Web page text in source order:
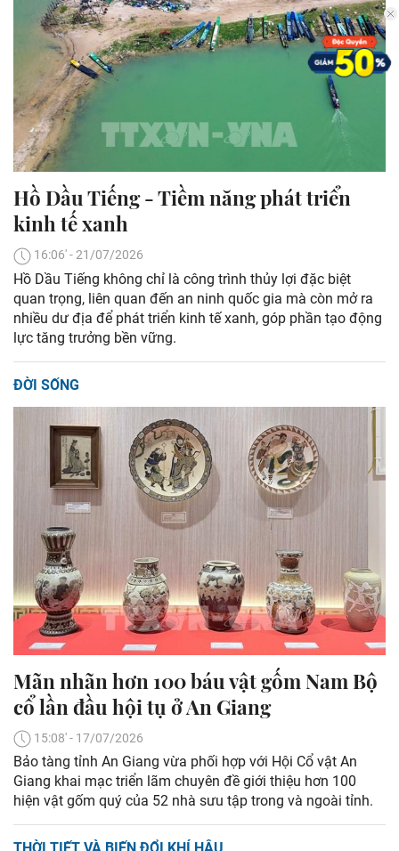
Hồ Dầu Tiếng - Tiềm năng phát triển
kinh tế xanh
16:06' - 21/07/2026
Hồ Dầu Tiếng không chỉ là công trình thủy lợi đặc biệt
quan trọng, liên quan đến an ninh quốc gia mà còn mở ra
nhiều dư địa để phát triển kinh tế xanh, góp phần tạo động
lực tăng trưởng bền vững.
ĐỜI SỐNG
Mãn nhãn hơn 100 báu vật gốm Nam Bộ
cổ lần đầu hội tụ ở An Giang
15:08' - 17/07/2026
Bảo tàng tỉnh An Giang vừa phối hợp với Hội Cổ vật An
Giang khai mạc triển lãm chuyên đề giới thiệu hơn 100
hiện vật gốm quý của 52 nhà sưu tập trong và ngoài tỉnh.